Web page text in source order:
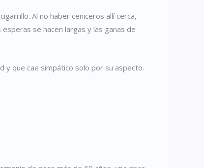
Al no haber ceniceros allí cerca,
se hacen largas y las ganas de
y que cae simpático solo por su aspecto.